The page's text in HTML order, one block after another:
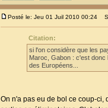
Posté le: Jeu 01 Juil 2010 00:24
Citation:
si l'on considère que les
Maroc, Gabon : c'est donc
des Européens...
On n'a pas eu de bol ce coup-ci,